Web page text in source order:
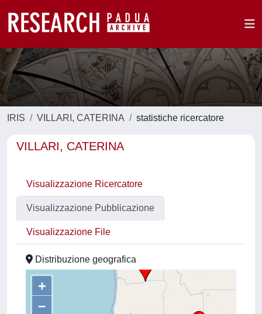
IRIS VILLARI, CATERINA statistiche ricercatore
VILLARI, CATERINA
Visualizzazione Ricercatore
Visualizzazione Pubblicazione
Visualizzazione File
Distribuzione geografica
+
–